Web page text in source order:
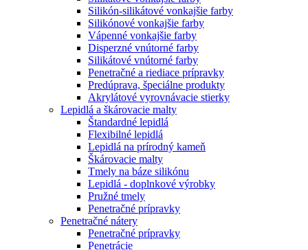
Silikón-silikátové vonkajšie farby
Silikónové vonkajšie farby
Vápenné vonkajšie farby
Disperzné vnútorné farby
Silikátové vnútorné farby
Penetračné a riediace prípravky
Predúprava, špeciálne produkty
Akrylátové vyrovnávacie stierky
Lepidlá a škárovacie malty
Štandardné lepidlá
Flexibilné lepidlá
Lepidlá na prírodný kameň
Škárovacie malty
Tmely na báze silikónu
Lepidlá - doplnkové výrobky
Pružné tmely
Penetračné prípravky
Penetračné nátery
Penetračné prípravky
Penetrácie